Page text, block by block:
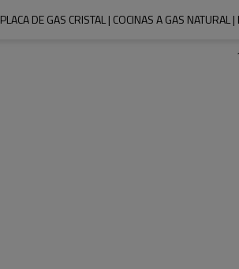
PLACA DE GAS CRISTAL | COCINAS A GAS